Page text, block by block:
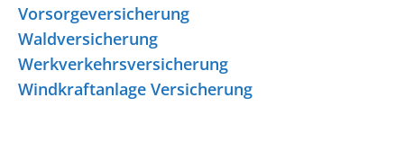
Vorsorgeversicherung
Waldversicherung
Werkverkehrsversicherung
Windkraftanlage Versicherung